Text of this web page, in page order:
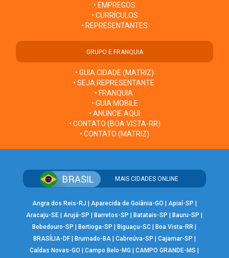
• EMPREGOS
• CURRÍCULOS
• REPRESENTANTES
GRUPO E FRANQUIA
• GUIA CIDADE (MATRIZ)
• SEJA REPRESENTANTE
• FRANQUIA
• GUIA MOBILE
• ANUNCIE AQUI
• CONTATO (BOA VISTA-RR)
• CONTATO (MATRIZ)
MAIS CIDADES ONLINE
Angra dos Reis-RJ Aparecida de Goiânia-GO Apiaí-SP
Aracaju-SE |Arujá-SP Barretos-SP Batatais-SP Bauru-SP
Bebedouro-SP
Bertioga-SP Biguaçu-SC Boa Vista-RR
BRASÍLIA-DF| Brumado-BA| Cabreúva-SP Cajamar-SP
Caldas Novas-GO
|Campo Belo-MG |CAMPO GRANDE-MS